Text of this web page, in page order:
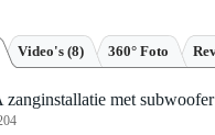
Video's (8) 360° Foto
met subwoofer